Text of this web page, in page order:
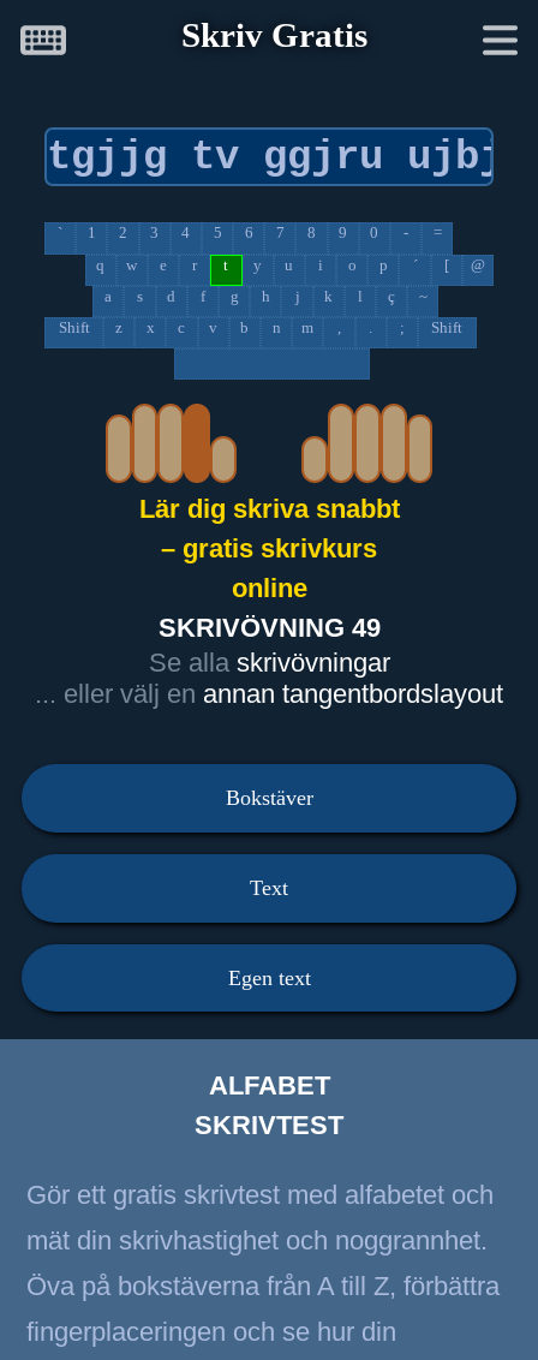
Skriv Gratis
` 1 2 3 4 5 6 7 8 9 0 -
=
q
w e r t y u i o p ´ [
@
a
s d f g h j k l ç
~
Shift
z x c v b n m ; Shift
Lär dig skriva snabbt
– gratis skrivkurs
online
SKRIVÖVNING 49
Se alla skrivövningar
... eller välj en annan tangentbordslayout
Bokstäver
Text
Egen text
ALFABET
SKRIVTEST
Gör ett gratis skrivtest med alfabetet och
mät din skrivhastighet och noggrannhet.
Öva på bokstäverna från A till Z, förbättra
fingerplaceringen och se hur din